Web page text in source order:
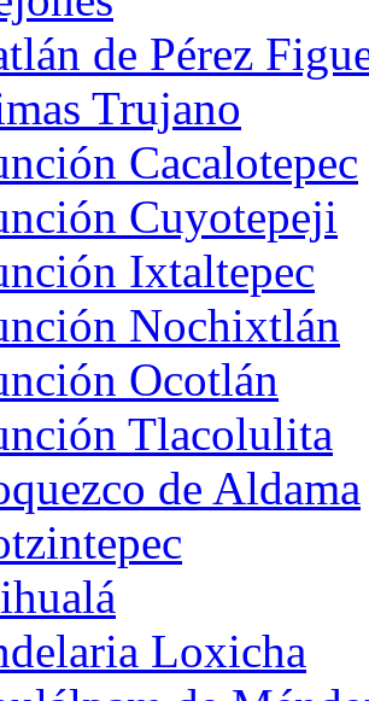
de Pérez
Trujano
Cacalotepec
Cuyotepeji
Ixtaltepec
Nochixtlán
Ocotlán
Tlacolulita
de Aldama
Loxicha